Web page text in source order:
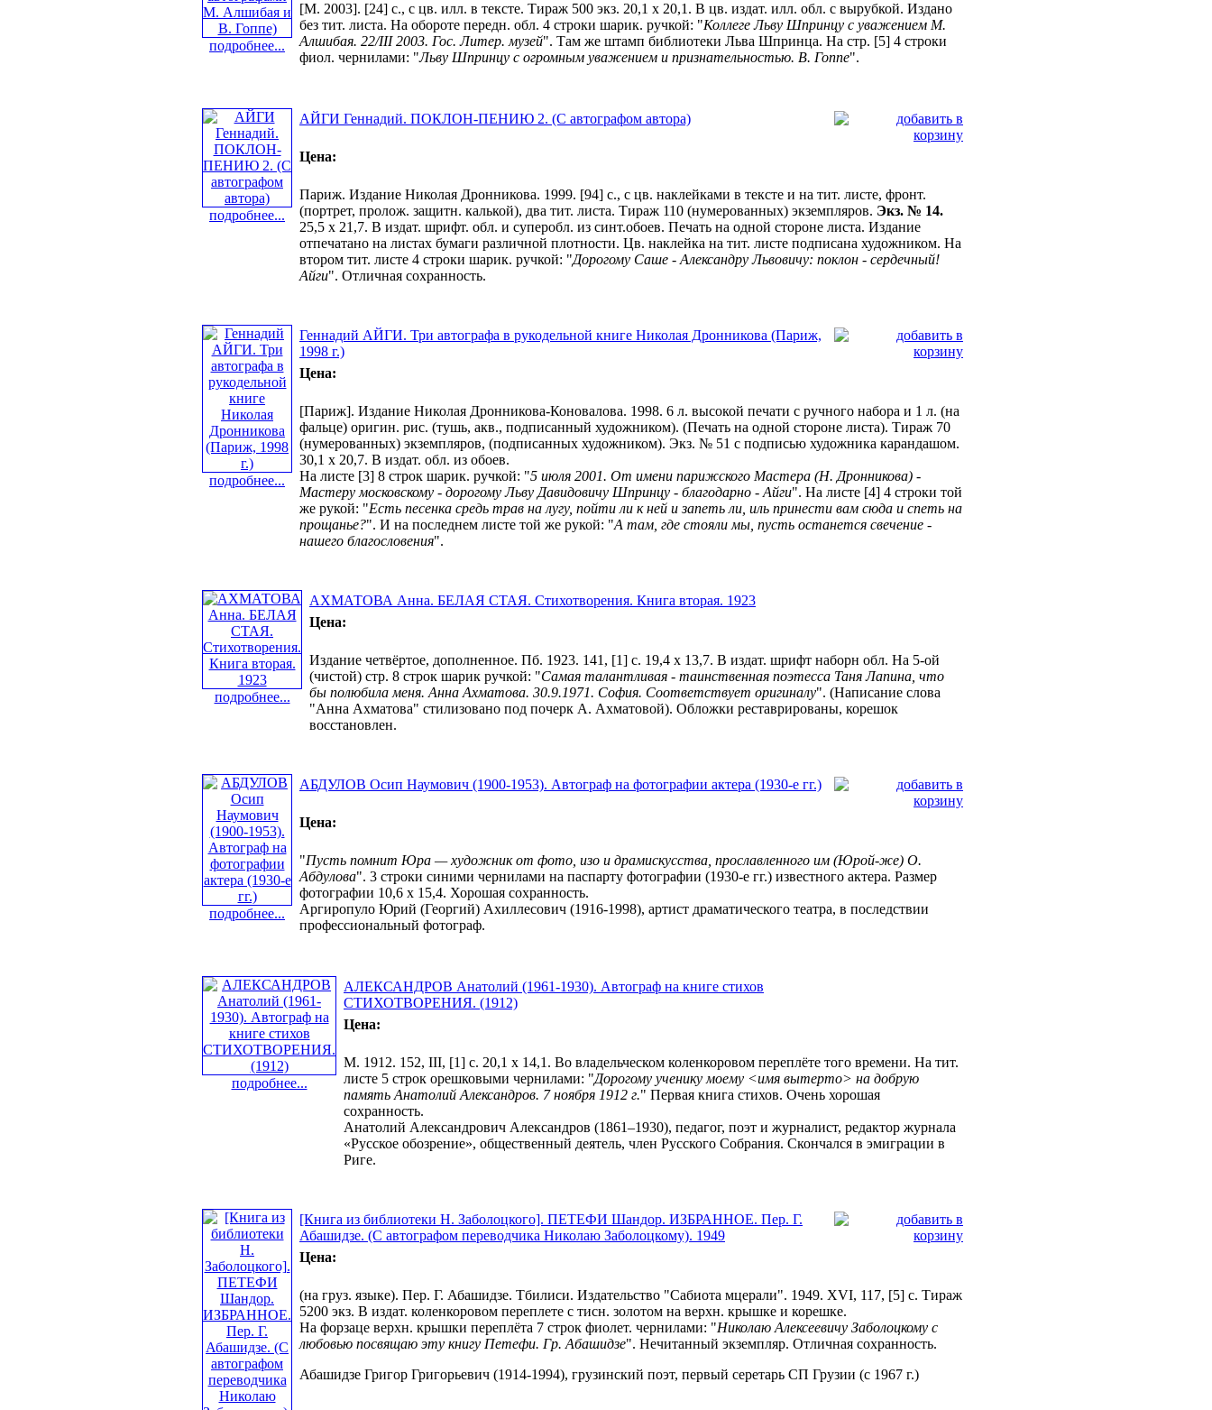
подробнее...
[М. 2003]. [24] с., с цв. илл. в тексте. Тираж 500 экз. 20,1 х 20,1. В цв. издат. илл. обл. с вырубкой. Издано
без тит. листа. На обороте передн. обл. 4 строки шарик. ручкой: "Коллеге Льву Шпринцу с уважением М.
Алшибая. 22/III 2003. Гос. Литер. музей". Там же штамп библиотеки Льва Шпринца. На стр. [5] 4 строки
фиол. чернилами: "Льву Шпринцу с огромным уважением и признательностью. В. Гоппе".
подробнее...
АЙГИ Геннадий. ПОКЛОН-ПЕНИЮ 2. (С автографом автора)
Цена:
Париж. Издание Николая Дронникова. 1999. [94] c., с цв. наклейками в тексте и на тит. листе, фронт.
(портрет, пролож. защитн. калькой), два тит. листа. Тираж 110 (нумерованных) экземпляров. Экз. № 14.
25,5 х 21,7. В издат. шрифт. обл. и суперобл. из синт.обоев. Печать на одной стороне листа. Издание
отпечатано на листах бумаги различной плотности. Цв. наклейка на тит. листе подписана художником. На
втором тит. листе 4 строки шарик. ручкой: "Дорогому Саше - Александру Львовичу: поклон - сердечный!
Айги". Отличная сохранность.
подробнее...
Геннадий АЙГИ. Три автографа в рукодельной книге Николая Дронникова (Париж,
1998 г.)
Цена:
[Париж]. Издание Николая Дронникова-Коновалова. 1998. 6 л. высокой печати с ручного набора и 1 л. (на
фальце) оригин. рис. (тушь, акв., подписанный художником). (Печать на одной стороне листа). Тираж 70
(нумерованных) экземпляров, (подписанных художником). Экз. № 51 с подписью художника карандашом.
30,1 х 20,7. В издат. обл. из обоев.
На листе [3] 8 строк шарик. ручкой: "5 июля 2001. От имени парижского Мастера (Н. Дронникова) -
Мастеру московскому - дорогому Льву Давидовичу Шпринцу - благодарно - Айги". На листе [4] 4 строки той
же рукой: "Есть песенка средь трав на лугу, пойти ли к ней и запеть ли, иль принести вам сюда и спеть на
прощанье?". И на последнем листе той же рукой: "А там, где стояли мы, пусть останется свечение -
нашего благословения".
подробнее...
АХМАТОВА Анна. БЕЛАЯ СТАЯ. Стихотворения. Книга вторая. 1923
Цена:
Издание четвёртое, дополненное. Пб. 1923. 141, [1] с. 19,4 х 13,7. В издат. шрифт наборн обл. На 5-ой
(чистой) стр. 8 строк шарик ручкой: "Самая талантливая - таинственная поэтесса Таня Лапина, что
бы полюбила меня. Анна Ахматова. 30.9.1971. София. Соответствует оригиналу". (Написание слова
"Анна Ахматова" стилизовано под почерк А. Ахматовой). Обложки реставрированы, корешок
восстановлен.
подробнее...
АБДУЛОВ Осип Наумович (1900-1953). Автограф на фотографии актера (1930-е гг.)
Цена:
"Пусть помнит Юра — художник от фото, изо и драмискусства, прославленного им (Юрой-же) О.
Абдулова". 3 строки синими чернилами на паспарту фотографии (1930-е гг.) известного актера. Размер
фотографии 10,6 х 15,4. Хорошая сохранность.
Аргиропуло Юрий (Георгий) Ахиллесович (1916-1998), артист драматического театра, в последствии
профессиональный фотограф.
подробнее...
АЛЕКСАНДРОВ Анатолий (1961-1930). Автограф на книге стихов
СТИХОТВОРЕНИЯ. (1912)
Цена:
М. 1912. 152, III, [1] с. 20,1 х 14,1. Во владельческом коленкоровом переплёте того времени. На тит.
листе 5 строк орешковыми чернилами: "Дорогому ученику моему <имя вытерто> на добрую
память Анатолий Александров. 7 ноября 1912 г." Первая книга стихов. Очень хорошая
сохранность.
Анатолий Александрович Александров (1861–1930), педагог, поэт и журналист, редактор журнала
«Русское обозрение», общественный деятель, член Русского Собрания. Скончался в эмиграции в
Риге.
[Книга из библиотеки Н. Заболоцкого]. ПЕТЕФИ Шандор. ИЗБРАННОЕ. Пер. Г.
Абашидзе. (С автографом переводчика Николаю Заболоцкому). 1949
Цена:
(на груз. языке). Пер. Г. Абашидзе. Тбилиси. Издательство "Сабиота мцерали". 1949. XVI, 117, [5] с. Тираж
5200 экз. В издат. коленкоровом переплете с тисн. золотом на верхн. крышке и корешке.
На форзаце верхн. крышки переплёта 7 строк фиолет. чернилами: "Николаю Алексеевичу Заболоцкому с
любовью посвящаю эту книгу Петефи. Гр. Абашидзе". Нечитанный экземпляр. Отличная сохранность.
Абашидзе Григор Григорьевич (1914-1994), грузинский поэт, первый серетарь СП Грузии (с 1967 г.)